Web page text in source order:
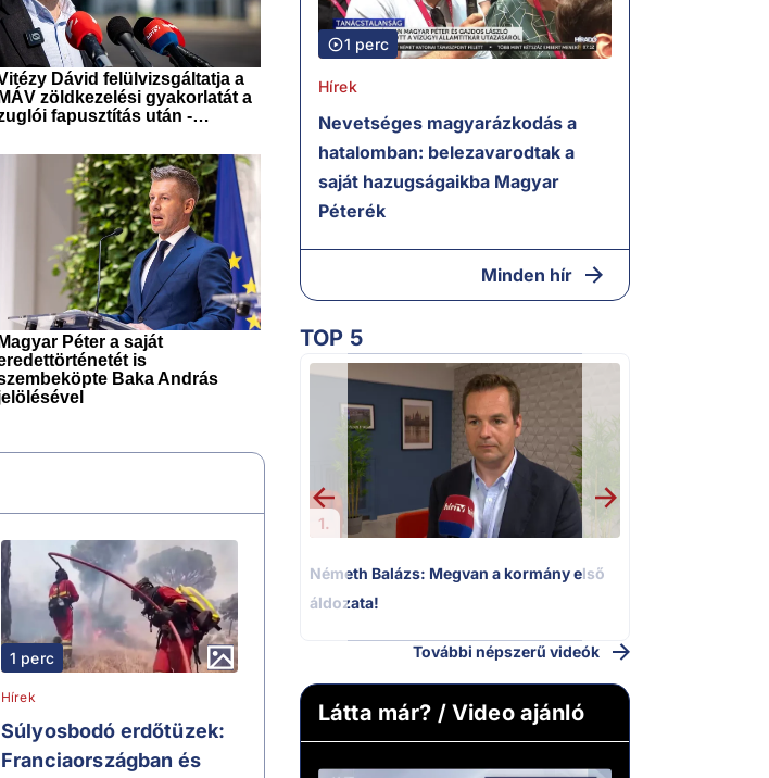
1 perc
Hírek
Súlyosbodó erdőtüzek:
Franciaországban és
1 perc
Hírek
Nevetséges magyarázkodás a
hatalomban: belezavarodtak a
saját hazugságaikba Magyar
Péterék
Minden hír
TOP 5
1.
Németh Balázs: Megvan a kormány első
áldozata!
További népszerű videók
Látta már? / Video ajánló